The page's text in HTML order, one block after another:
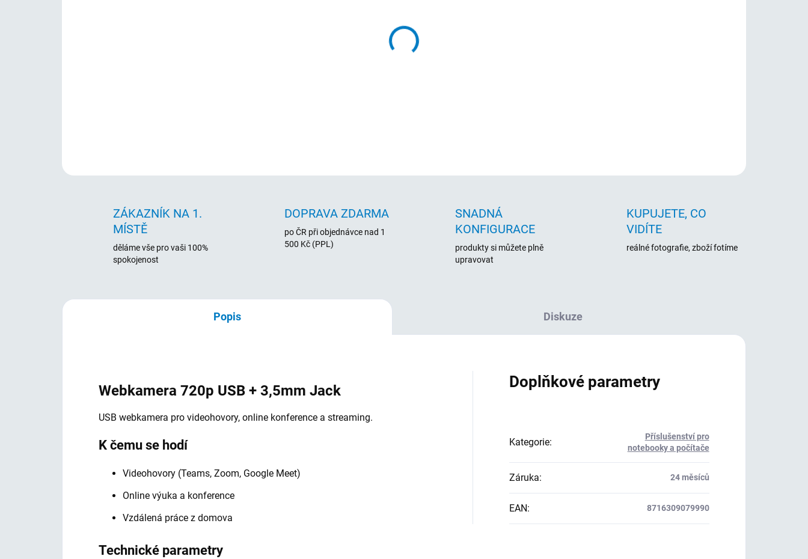
ZÁKAZNÍK NA 1.
MÍSTĚ
děláme vše pro vaši 100%
spokojenost
DOPRAVA ZDARMA
po ČR při objednávce nad 1
500 Kč (PPL)
SNADNÁ
KONFIGURACE
produkty si můžete plně
upravovat
KUPUJETE, CO
VIDÍTE
reálné fotografie, zboží fotíme
Popis Diskuze
Webkamera 720p USB + 3,5mm Jack
USB webkamera pro videohovory, online konference a streaming.
K čemu se hodí
Videohovory (Teams, Zoom, Google Meet)
Online výuka a konference
Vzdálená práce z domova
Technické parametry
Doplňkové parametry
Kategorie:
Příslušenství pro
notebooky a počítače
Záruka: 24 měsíců
EAN: 8716309079990